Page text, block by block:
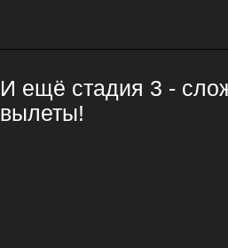
И ещё стадия 3 -
вылеты!